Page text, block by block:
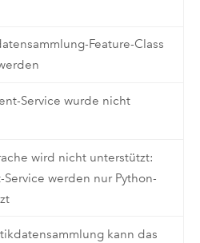
Feature-Class
Service wurde nicht
wird nicht unterstützt:
werden nur Python-
kann das